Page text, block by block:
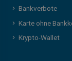
Bankverbote
Karte ohne
Krypto-Wallet